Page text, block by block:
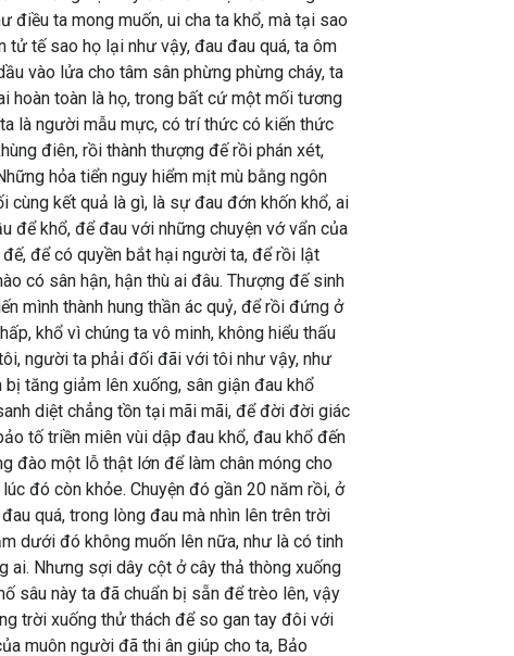
điều ta mong muốn, ui cha ta khổ, mà tại sao
tử tế sao họ lại như vậy, đau đau quá, ta ôm
vào lửa cho tâm sân phừng phừng cháy, ta
hoàn toàn là họ, trong bất cứ một mối tương
là người mẫu mực, có trí thức có kiến thức
điên, rồi thành thượng đế rồi phán xét,
hỏa tiển nguy hiểm mịt mù bằng ngôn
cùng kết quả là gì, là sự đau đớn khốn khổ, ai
để khổ, để đau với những chuyện vớ vẩn của
để có quyền bắt hại người ta, để rồi lật
có sân hận, hận thù ai đâu. Thượng đế sinh
mình thành hung thần ác quỷ, để rồi đứng ở
khổ vì chúng ta vô minh, không hiểu thấu
người ta phải đối đãi với tôi như vậy, như
tăng giảm lên xuống, sân giận đau khổ
diệt chẳng tồn tại mãi mãi, để đời đời giác
tố triền miên vùi dập đau khổ, đau khổ đến
đào một lỗ thật lớn để làm chân móng cho
đó còn khỏe. Chuyện đó gần 20 năm rồi, ở
quá, trong lòng đau mà nhìn lên trên trời
dưới đó không muốn lên nữa, như là có tinh
ai. Nhưng sợi dây cột ở cây thả thòng xuống
sâu này ta đã chuẩn bị sẵn để trèo lên, vậy
trời xuống thử thách để so gan tay đôi với
muôn người đã thi ân giúp cho ta, Bảo